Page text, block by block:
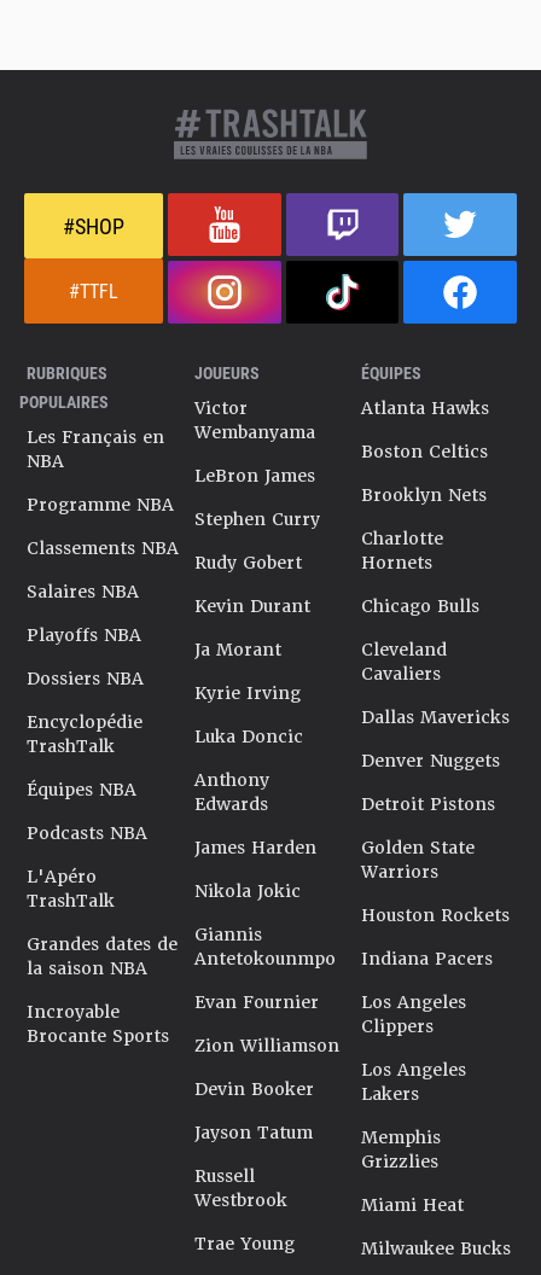
#SHOP
#TTFL
RUBRIQUES
POPULAIRES
Les Français en
NBA
Programme NBA
Classements NBA
Salaires NBA
Playoffs NBA
Dossiers NBA
Encyclopédie
TrashTalk
Équipes NBA
Podcasts NBA
L'Apéro
TrashTalk
Grandes dates de
la saison NBA
Incroyable
Brocante Sports
JOUEURS
Victor
Wembanyama
LeBron James
Stephen Curry
Rudy Gobert
Kevin Durant
Ja Morant
Kyrie Irving
Luka Doncic
Anthony
Edwards
James Harden
Nikola Jokic
Giannis
Antetokounmpo
Evan Fournier
Zion Williamson
Devin Booker
Jayson Tatum
Russell
Westbrook
Trae Young
ÉQUIPES
Atlanta Hawks
Boston Celtics
Brooklyn Nets
Charlotte
Hornets
Chicago Bulls
Cleveland
Cavaliers
Dallas Mavericks
Denver Nuggets
Detroit Pistons
Golden State
Warriors
Houston Rockets
Indiana Pacers
Los Angeles
Clippers
Los Angeles
Lakers
Memphis
Grizzlies
Miami Heat
Milwaukee Bucks